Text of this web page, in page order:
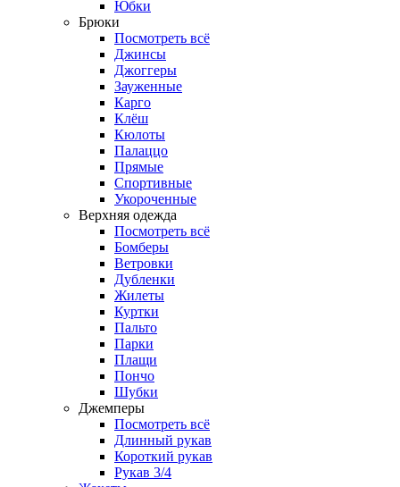
Юбки
Брюки
Посмотреть всё
Джинсы
Джоггеры
Зауженные
Карго
Клёш
Кюлоты
Палаццо
Прямые
Спортивные
Укороченные
Верхняя одежда
Посмотреть всё
Бомберы
Ветровки
Дубленки
Жилеты
Куртки
Пальто
Парки
Плащи
Пончо
Шубки
Джемперы
Посмотреть всё
Длинный рукав
Короткий рукав
Рукав 3/4